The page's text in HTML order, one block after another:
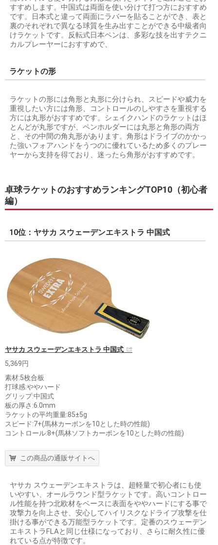
すすめします。中国式は両面を使い分けて打つ方におすすめ
です。日本式と違って両面にラバーを貼ることができ、表と
裏のそれぞれで異なる球質を生み出すことができる中級者向
けラケットです。反転式日本ペンは、多彩な技を出すテクニ
カルプレーヤーにおすすめで、
ラケットの形
ラケットの形には角形と丸形に分けられ、スピードや威力を
重視したい方には角形、コントロールのしやすさを重視する
方には丸形がおすすめです。シェイクハンドのラケットはほ
とんどが丸形ですが、ペンホルダーには丸形と角形の両方
と、その中間の角丸形があります。角形はドライブのかかっ
た強いフォアハンドをうつのに優れているため多くのプレー
ヤーから支持を得ており、迷ったら角形がおすすめです。
卓球ラケットのおすすめランキングTOP10（初心者
編）
10位：ヤサカ スウェーデンエキストラ 中国式
ヤサカ スウェーデンエキストラ 中国式
5,369円
素材:5枚合板
打球感:ややハード
グリップ:中国式
板の厚さ:6.0mm
ラケットの平均重量:85±5g
スピード:7+(馬林カーボンを10とした時の性能)
コントロール:8+(馬林ソフトカーボンを10とした時の性能)
この商品の通販サイトへ
ヤサカ スウェーデンエキストラは、超軽量で初心者にも使
いやすい、オールラウンド型ラケットです。高いコントロー
ル性能を持つ北欧材をベースに表面をややハードにする事で
攻撃力を向上させ、安心してハイリスクなドライブ攻撃を仕
掛ける事ができる万能型ラケットです。定番のスウェーデン
エキストラFLAと同じ仕様になっており、さらに耐久性に優
れている点が特徴です。